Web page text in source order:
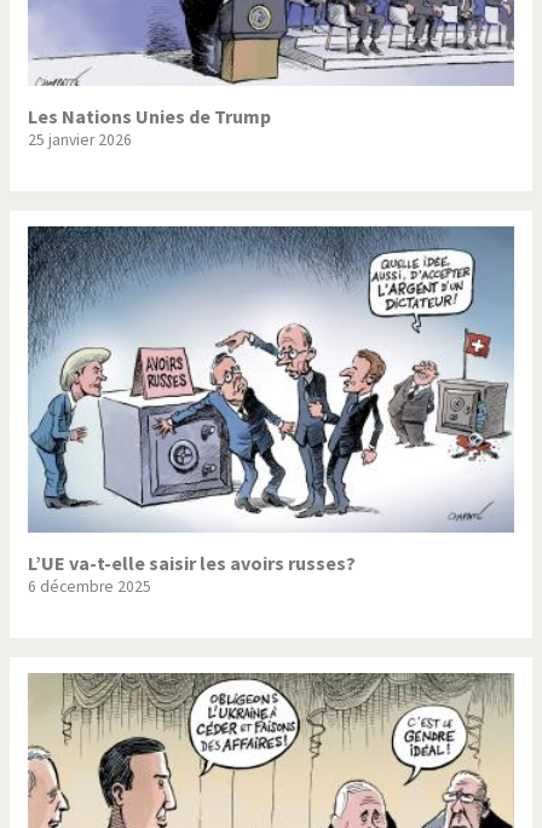
Les Nations Unies de Trump
25 janvier 2026
L’UE va-t-elle saisir les avoirs russes?
6 décembre 2025